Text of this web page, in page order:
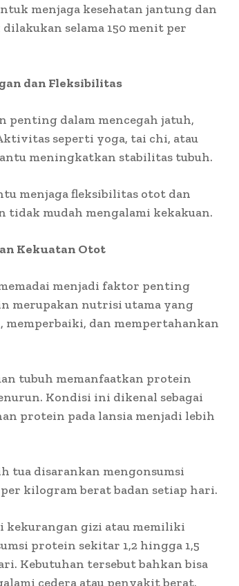
menjaga kesehatan jantung dan
selama 150 menit per
dan Fleksibilitas
penting dalam mencegah jatuh,
seperti yoga, tai chi, atau
meningkatkan stabilitas tubuh.
menjaga fleksibilitas otot dan
tidak mudah mengalami kekakuan.
Kekuatan Otot
menjadi faktor penting
merupakan nutrisi utama yang
dan mempertahankan
tubuh memanfaatkan protein
Kondisi ini dikenal sebagai
protein pada lansia menjadi lebih
tua disarankan mengonsumsi
kilogram berat badan setiap hari.
kekurangan gizi atau memiliki
protein sekitar 1,2 hingga 1,5
Kebutuhan tersebut bahkan bisa
cedera atau penyakit berat.